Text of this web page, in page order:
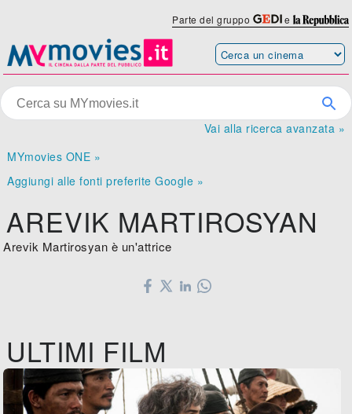
Parte del gruppo e
Vai alla ricerca avanzata »
MYmovies ONE »
Aggiungi alle fonti preferite Google »
AREVIK MARTIROSYAN
Arevik Martirosyan è un'attrice
ULTIMI FILM